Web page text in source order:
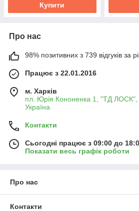
Купити
Про нас
98% позитивних з 739 відгуків за
Працює з 22.01.2016
м. Харків
пл. Юрія Кононенка 1, "ТД ЛОСК",
Україна
Контакти
Сьогодні працює з 09:00 до
Показати весь графік роботи
Про нас
Контакти